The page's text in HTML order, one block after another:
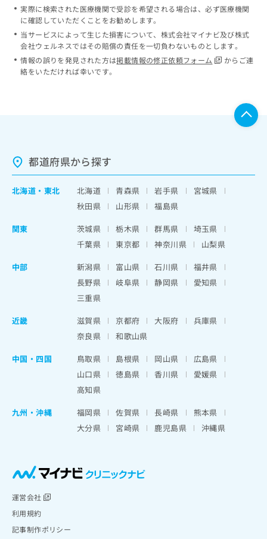
実際に検索された医療機関で受診を希望される場合は、必ず医療機関
に確認していただくことをお勧めします。
当サービスによって生じた損害について、株式会社マイナビ及び株式
会社ウェルネスではその賠償の責任を一切負わないものとします。
情報の誤りを発見された方は掲載情報の修正依頼フォーム
からご連
絡をいただければ幸いです。
都道府県から探す
北海道 ・ 東北 北海道 青森県 岩手県
宮城県
秋田県
山形県
福島県
関東
茨城県 栃木県 群馬県
埼玉県
千葉県
東京都 神奈川県
山梨県
中部
新潟県 富山県 石川県
福井県
長野県
岐阜県 静岡県
愛知県
三重県
近畿
滋賀県 京都府 大阪府
兵庫県
奈良県
和歌山県
中国・四国
鳥取県 島根県 岡山県
広島県
山口県
徳島県 香川県
愛媛県
高知県
九州・沖縄
福岡県 佐賀県 長崎県
熊本県
大分県
宮崎県 鹿児島県 沖縄県
運営会社
利用規約
記事制作ポリシー